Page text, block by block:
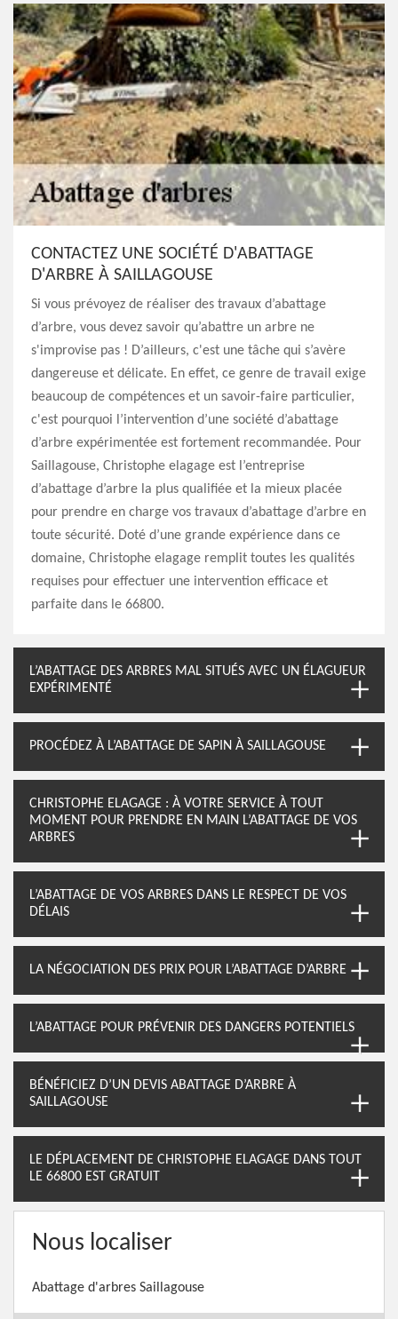
CONTACTEZ UNE SOCIÉTÉ D'ABATTAGE
D'ARBRE À SAILLAGOUSE
Si vous prévoyez de réaliser des travaux d’abattage
d’arbre, vous devez savoir qu’abattre un arbre ne
s'improvise pas ! D’ailleurs, c'est une tâche qui s’avère
dangereuse et délicate. En effet, ce genre de travail exige
beaucoup de compétences et un savoir-faire particulier,
c'est pourquoi l’intervention d’une société d’abattage
d’arbre expérimentée est fortement recommandée. Pour
Saillagouse, Christophe elagage est l’entreprise
d’abattage d’arbre la plus qualifiée et la mieux placée
pour prendre en charge vos travaux d’abattage d’arbre en
toute sécurité. Doté d’une grande expérience dans ce
domaine, Christophe elagage remplit toutes les qualités
requises pour effectuer une intervention efficace et
parfaite dans le 66800.
L’ABATTAGE DES ARBRES MAL SITUÉS AVEC UN ÉLAGUEUR
EXPÉRIMENTÉ
PROCÉDEZ À L’ABATTAGE DE SAPIN À SAILLAGOUSE
CHRISTOPHE ELAGAGE : À VOTRE SERVICE À TOUT
MOMENT POUR PRENDRE EN MAIN L’ABATTAGE DE VOS
ARBRES
L’ABATTAGE DE VOS ARBRES DANS LE RESPECT DE VOS
DÉLAIS
LA NÉGOCIATION DES PRIX POUR L’ABATTAGE D’ARBRE
L’ABATTAGE POUR PRÉVENIR DES DANGERS POTENTIELS
BÉNÉFICIEZ D’UN DEVIS ABATTAGE D’ARBRE À
SAILLAGOUSE
LE DÉPLACEMENT DE CHRISTOPHE ELAGAGE DANS TOUT
LE 66800 EST GRATUIT
Nous localiser
Abattage d'arbres Saillagouse